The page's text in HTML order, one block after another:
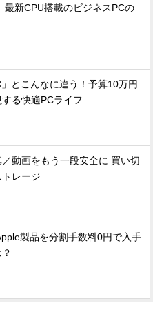
最新CPU搭載のビジネスPCの
」とこんなに違う！予算10万円
る快適PCライフ
動画をもう一段安全に 買い切
トレージ
製品を分割手数料0円で入手